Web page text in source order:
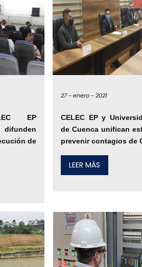
EP
de
27 - enero - 2021
CELEC EP y
de Cuenca unifican
prevenir contagios de
LEER MÁS